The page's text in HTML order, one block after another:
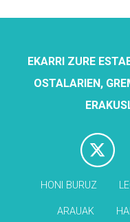
EKARRI ZURE
OSTALARIEN,
HONI BURUZ
ARAUAK